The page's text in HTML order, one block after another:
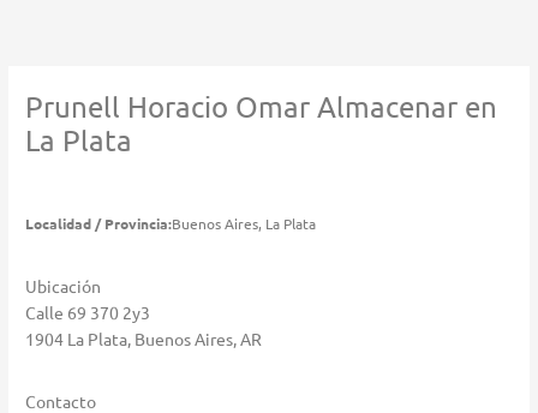
Prunell Horacio OmarAlmacenar en
La Plata
Localidad / Provincia:Buenos Aires, La Plata
Ubicación
Calle 69 370 2y3
1904 La Plata, Buenos Aires, AR
Contacto